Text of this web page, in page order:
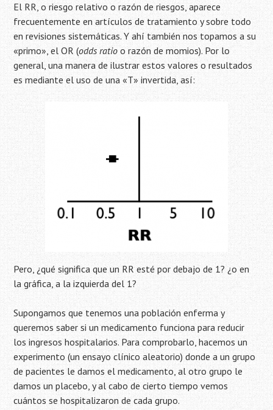
El RR, o riesgo relativo o razón de riesgos, aparece
frecuentemente en artículos de tratamiento y sobre todo
en revisiones sistemáticas. Y ahí también nos topamos a su
«primo», el OR (odds ratio o razón de momios). Por lo
general, una manera de ilustrar estos valores o resultados
es mediante el uso de una «T» invertida, así:
Pero, ¿qué significa que un RR esté por debajo de 1? ¿o en
la gráfica, a la izquierda del 1?
Supongamos que tenemos una población enferma y
queremos saber si un medicamento funciona para reducir
los ingresos hospitalarios. Para comprobarlo, hacemos un
experimento (un ensayo clínico aleatorio) donde a un grupo
de pacientes le damos el medicamento, al otro grupo le
damos un placebo, y al cabo de cierto tiempo vemos
cuántos se hospitalizaron de cada grupo.